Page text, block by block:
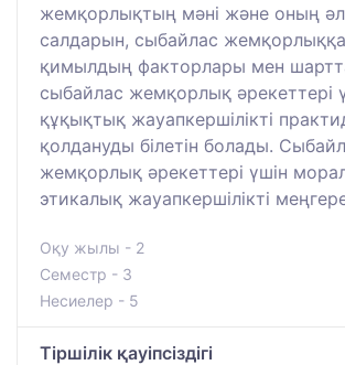
жемқорлықтың мәні және оның
салдарын, сыбайлас
қимылдың факторлары мен
сыбайлас жемқорлық әрекеттері
құқықтық жауапкершілікті
қолдануды білетін болады.
жемқорлық әрекеттері үшін
этикалық жауапкершілікті
Оқу жылы - 2
Семестр - 3
Несиелер - 5
Тіршілік қауіпсіздігі